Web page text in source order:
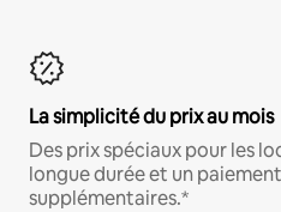
La simplicité du prix au mois
Des prix spéciaux pour les
longue durée et un
supplémentaires.*